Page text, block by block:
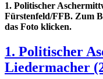
1. Politischer
Fürstenfeld/FFB. Zum
das Foto klicken.
1. Politischer
Liedermacher